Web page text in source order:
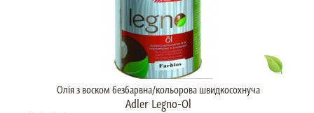
Олія з воском безбарвна/кольорова швидкосохнуча
Adler Legno-Ol